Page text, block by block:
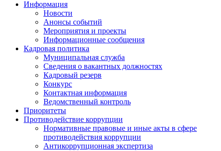
Информация
Новости
Анонсы событий
Мероприятия и проекты
Информационные сообщения
Кадровая политика
Муниципальная служба
Сведения о вакантных должностях
Кадровый резерв
Конкурс
Контактная информация
Ведомственный контроль
Приоритеты
Противодействие коррупции
Нормативные правовые и иные акты в сфере
противодействия коррупции
Антикоррупционная экспертиза